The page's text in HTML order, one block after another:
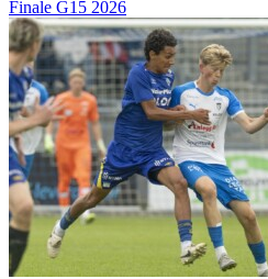
Finale G15 2026